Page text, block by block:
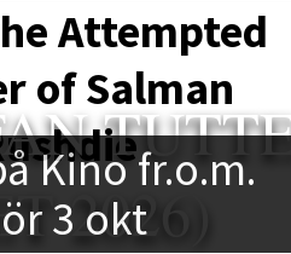
Attempted
of Salman
2026)
Kino fr.o.m.
3 okt